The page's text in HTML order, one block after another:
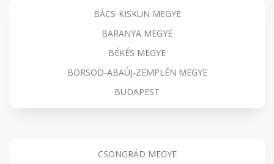
BÁCS-KISKUN MEGYE
BARANYA MEGYE
BÉKÉS MEGYE
BORSOD-ABAÚJ-ZEMPLÉN MEGYE
BUDAPEST
CSONGRÁD MEGYE